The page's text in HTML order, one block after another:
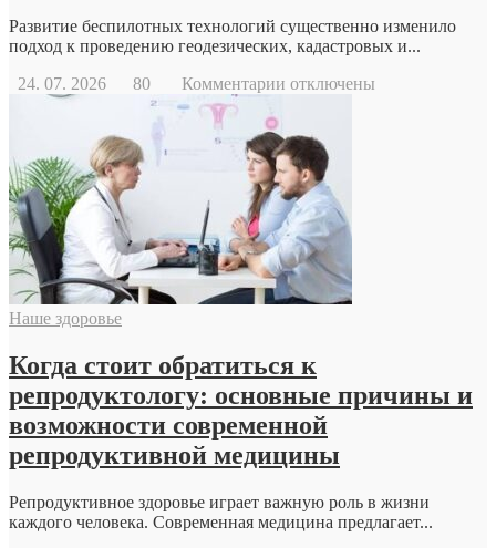
Развитие беспилотных технологий существенно изменило
подход к проведению геодезических, кадастровых и...
24. 07. 2026
80 Комментарии к
дрон
отключены
Наше здоровье
Когда стоит обратиться к
репродуктологу: основные причины и
возможности современной
репродуктивной медицины
Репродуктивное здоровье играет важную роль в жизни
каждого человека. Современная медицина предлагает...